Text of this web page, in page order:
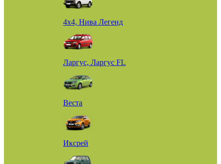
4х4, Нива Легенд
Ларгус, Ларгус FL
Веста
Иксрей